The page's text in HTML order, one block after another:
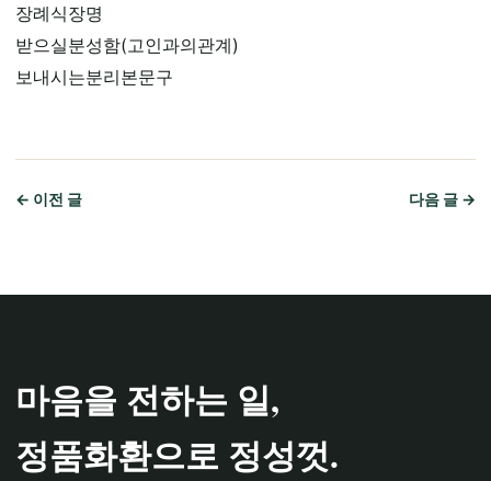
장례식장명
받으실분성함(고인과의관계)
보내시는분리본문구
← 이전 글 다음 글 →
마음을 전하는 일,
정품화환으로 정성껏.